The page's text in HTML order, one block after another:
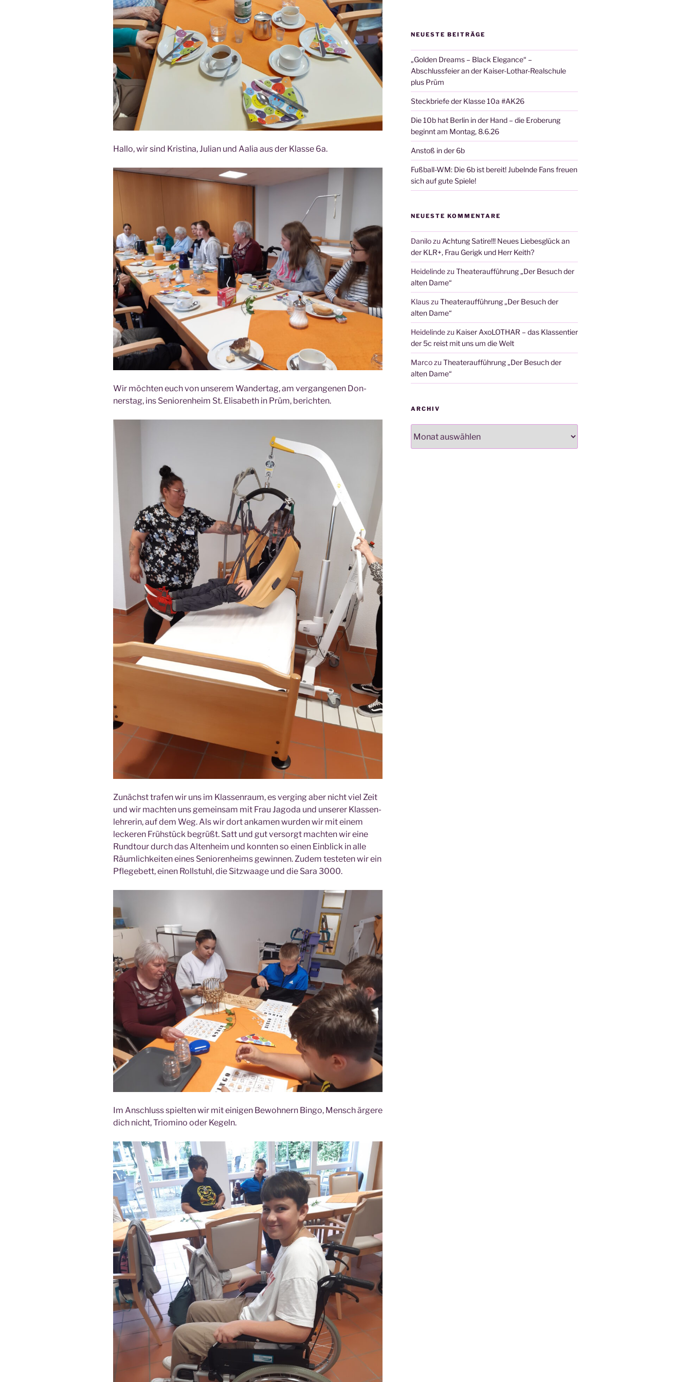
Hal­lo, wir sind Kris­ti­na, Juli­an und Aalia aus der Klas­se 6a.
Wir möch­ten euch von unse­rem Wan­der­tag, am ver­gan­ge­nen Don­
ners­tag, ins Senio­ren­heim St. Eli­sa­beth in Prüm, berichten.
Zunächst tra­fen wir uns im Klas­sen­raum, es ver­ging aber nicht viel Zeit
und wir mach­ten uns gemein­sam mit Frau Jago­da und unse­rer Klas­sen­
leh­re­rin, auf dem Weg. Als wir dort anka­men wur­den wir mit einem
lecke­ren Früh­stück begrüßt. Satt und gut ver­sorgt mach­ten wir eine
Rund­tour durch das Alten­heim und konn­ten so einen Ein­blick in alle
Räum­lich­kei­ten eines Senio­ren­heims gewin­nen. Zudem tes­te­ten wir ein
Pfle­ge­bett, einen Roll­stuhl, die Sitz­waa­ge und die Sara 3000.
Im Anschluss spiel­ten wir mit eini­gen Bewoh­nern Bin­go, Mensch ärge­re
dich nicht, Trio­mi­no oder Kegeln.
NEUESTE BEITRÄGE
„Golden Dreams – Black Elegance“ –
Abschlussfeier an der Kaiser-Lothar-Realschule
plus Prüm
Steckbriefe der Klasse 10a #AK26
Die 10b hat Berlin in der Hand – die Eroberung
beginnt am Montag, 8.6.26
Anstoß in der 6b
Fußball-WM: Die 6b ist bereit! Jubelnde Fans freuen
sich auf gute Spiele!
NEUESTE KOMMENTARE
Danilozu Achtung Satire!!! Neues Liebesglück an
der KLR+, Frau Gerigk und Herr Keith?
Heidelindezu Theateraufführung „Der Besuch der
alten Dame“
Klauszu Theateraufführung „Der Besuch der
alten Dame“
Heidelindezu Kaiser AxoLOTHAR – das Klassentier
der 5c reist mit uns um die Welt
Marcozu Theateraufführung „Der Besuch der
alten Dame“
ARCHIV